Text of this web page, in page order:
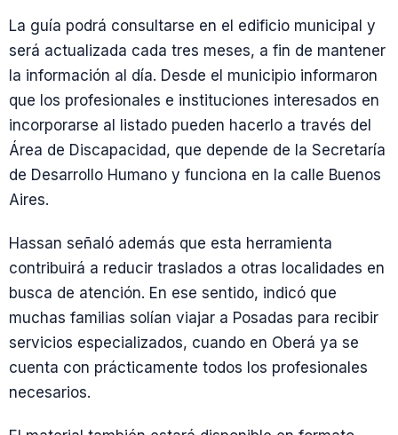
La guía podrá consultarse en el edificio municipal y
será actualizada cada tres meses, a fin de mantener
la información al día. Desde el municipio informaron
que los profesionales e instituciones interesados en
incorporarse al listado pueden hacerlo a través del
Área de Discapacidad, que depende de la Secretaría
de Desarrollo Humano y funciona en la calle Buenos
Aires.
Hassan señaló además que esta herramienta
contribuirá a reducir traslados a otras localidades en
busca de atención. En ese sentido, indicó que
muchas familias solían viajar a Posadas para recibir
servicios especializados, cuando en Oberá ya se
cuenta con prácticamente todos los profesionales
necesarios.